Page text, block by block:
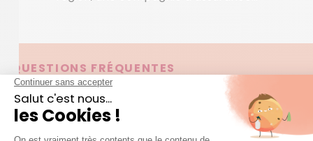
QUESTIONS FRÉQUENTES
Unequestion sur nos services ?